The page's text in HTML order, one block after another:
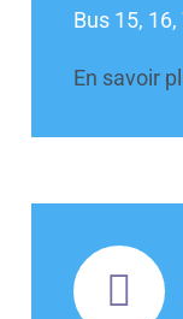
Bus 15, 16,
En savoir